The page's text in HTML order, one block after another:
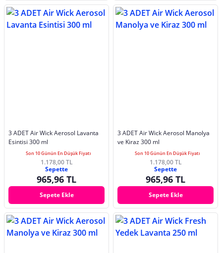
3 ADET Air Wick Aerosol Lavanta
Esintisi 300 ml
Son 10 Günün En Düşük Fiyatı
1.178,00 TL
Sepette
965,96 TL
Sepete Ekle
3 ADET Air Wick Aerosol Manolya
ve Kiraz 300 ml
Son 10 Günün En Düşük Fiyatı
1.178,00 TL
Sepette
965,96 TL
Sepete Ekle